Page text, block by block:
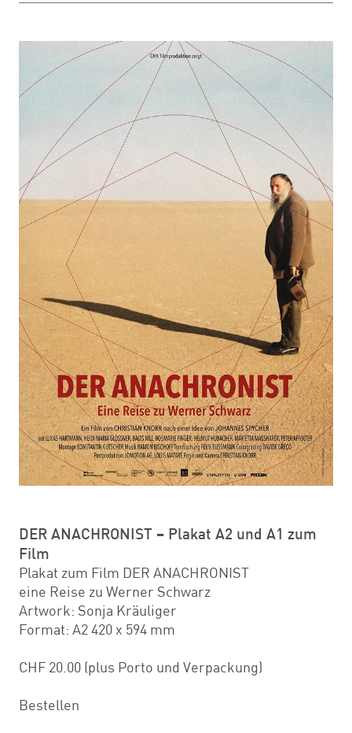
DER ANACHRONIST – Plakat A2 und A1 zum
Film
Plakat zum Film DER ANACHRONIST
eine Reise zu Werner Schwarz
Artwork: Sonja Kräuliger
Format: A2 420 x 594 mm
CHF 20.00 (plus Porto und Verpackung)
Bestellen